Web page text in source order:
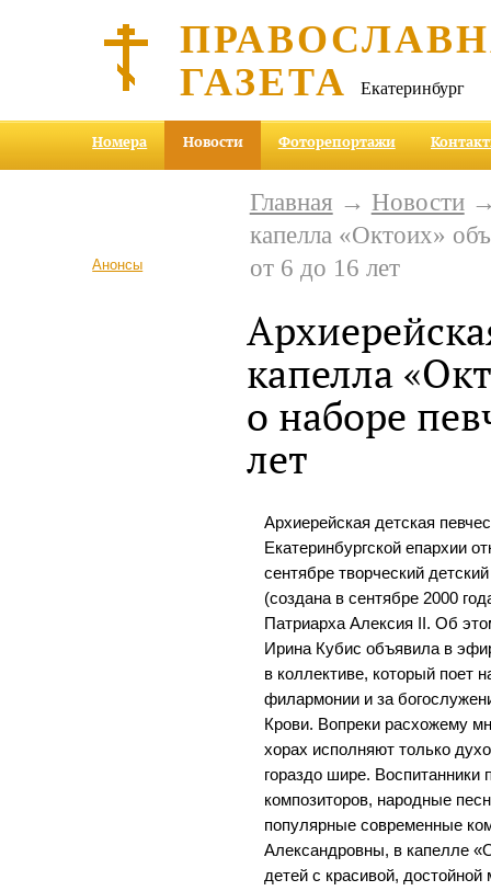
ГАЗЕТА Екатеринбург
Номера Новости Фоторепортажи
Анонсы
Главная → Новости→
капелла «Октоих»
от 6 до 16 лет
капелла
о наборе
лет
Архиерейская детская
Екатеринбургской епархии
сентябре творческий
(создана в сентябре 2000
Патриарха Алексия II. Об
Ирина Кубис объявила в
в коллективе, который поет
филармонии и за
Крови. Вопреки расхожему
хорах исполняют только
гораздо шире. Воспитанники
композиторов, народные
популярные современные
Александровны, в капелле
детей с красивой,